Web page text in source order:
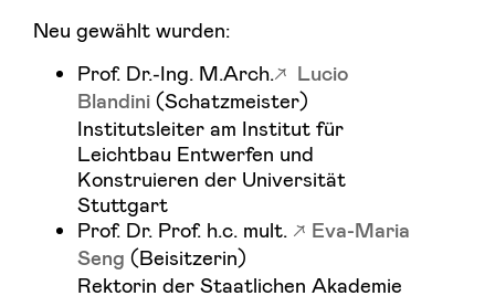
Neu gewählt wurden:
Prof. Dr.-Ing. M.Arch.
Lucio
Blandini (Schatzmeister)
Institutsleiter am Institut für
Leichtbau Entwerfen und
Konstruieren der Universität
Stuttgart
Prof. Dr. Prof. h.c. mult.
Eva-Maria
Seng (Beisitzerin)
Rektorin der Staatlichen Akademie